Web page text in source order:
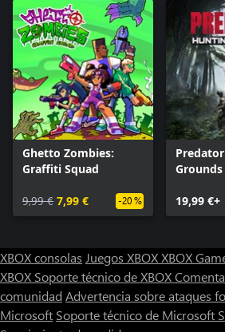
Ghetto Zombies:
Graffiti Squad
9,99 € 7,99 € -20 %
Grounds
19,99 €+
XBOX consolas Juegos XBOXXBOX
XBOX Soporte técnico de XBOX
comunidad Advertencia sobre ataques
Microsoft Soporte técnico de Microsoft